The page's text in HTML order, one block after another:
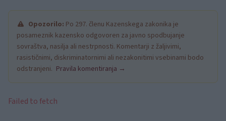
Opozorilo: Po 297. členu Kazenskega zakonika je
posameznik kazensko odgovoren za javno spodbujanje
sovraštva, nasilja ali nestrpnosti. Komentarji z žaljivimi,
rasističnimi, diskriminatornimi ali nezakonitimi vsebinami bodo
odstranjeni. Pravila komentiranja →
Failed to fetch